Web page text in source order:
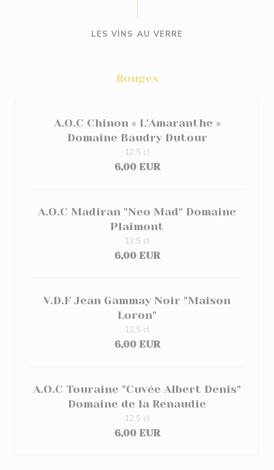
LES VINS AU VERRE
Rouges
A.O.C Chinon « L'Amaranthe »
Domaine Baudry Dutour
6,00 EUR
12,5 cl
A.O.C Madiran "Neo Mad" Domaine
Plaimont
6,00 EUR
12,5 cl
V.D.F Jean Gammay Noir "Maison
Loron"
6,00 EUR
12,5 cl
A.O.C Touraine "Cuvée Albert Denis"
Domaine de la Renaudie
6,00 EUR
12,5 cl